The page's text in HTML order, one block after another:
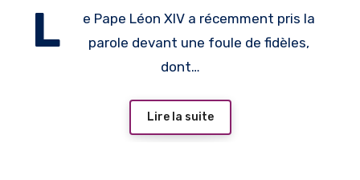
choses»
L
e Pape Léon XIV a récemment pris la
parole devant une foule de fidèles,
dont…
Lire la suite